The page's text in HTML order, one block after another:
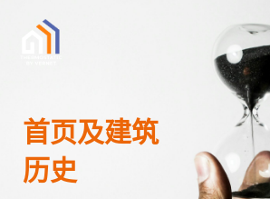
contenu
首页及建筑
历史